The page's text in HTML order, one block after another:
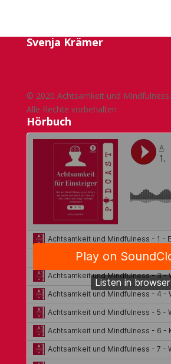
Svenja Krämer
© 2020 Achtsamkeit und Mindfulness.
Alle Rechte vorbehalten
Hörbuch